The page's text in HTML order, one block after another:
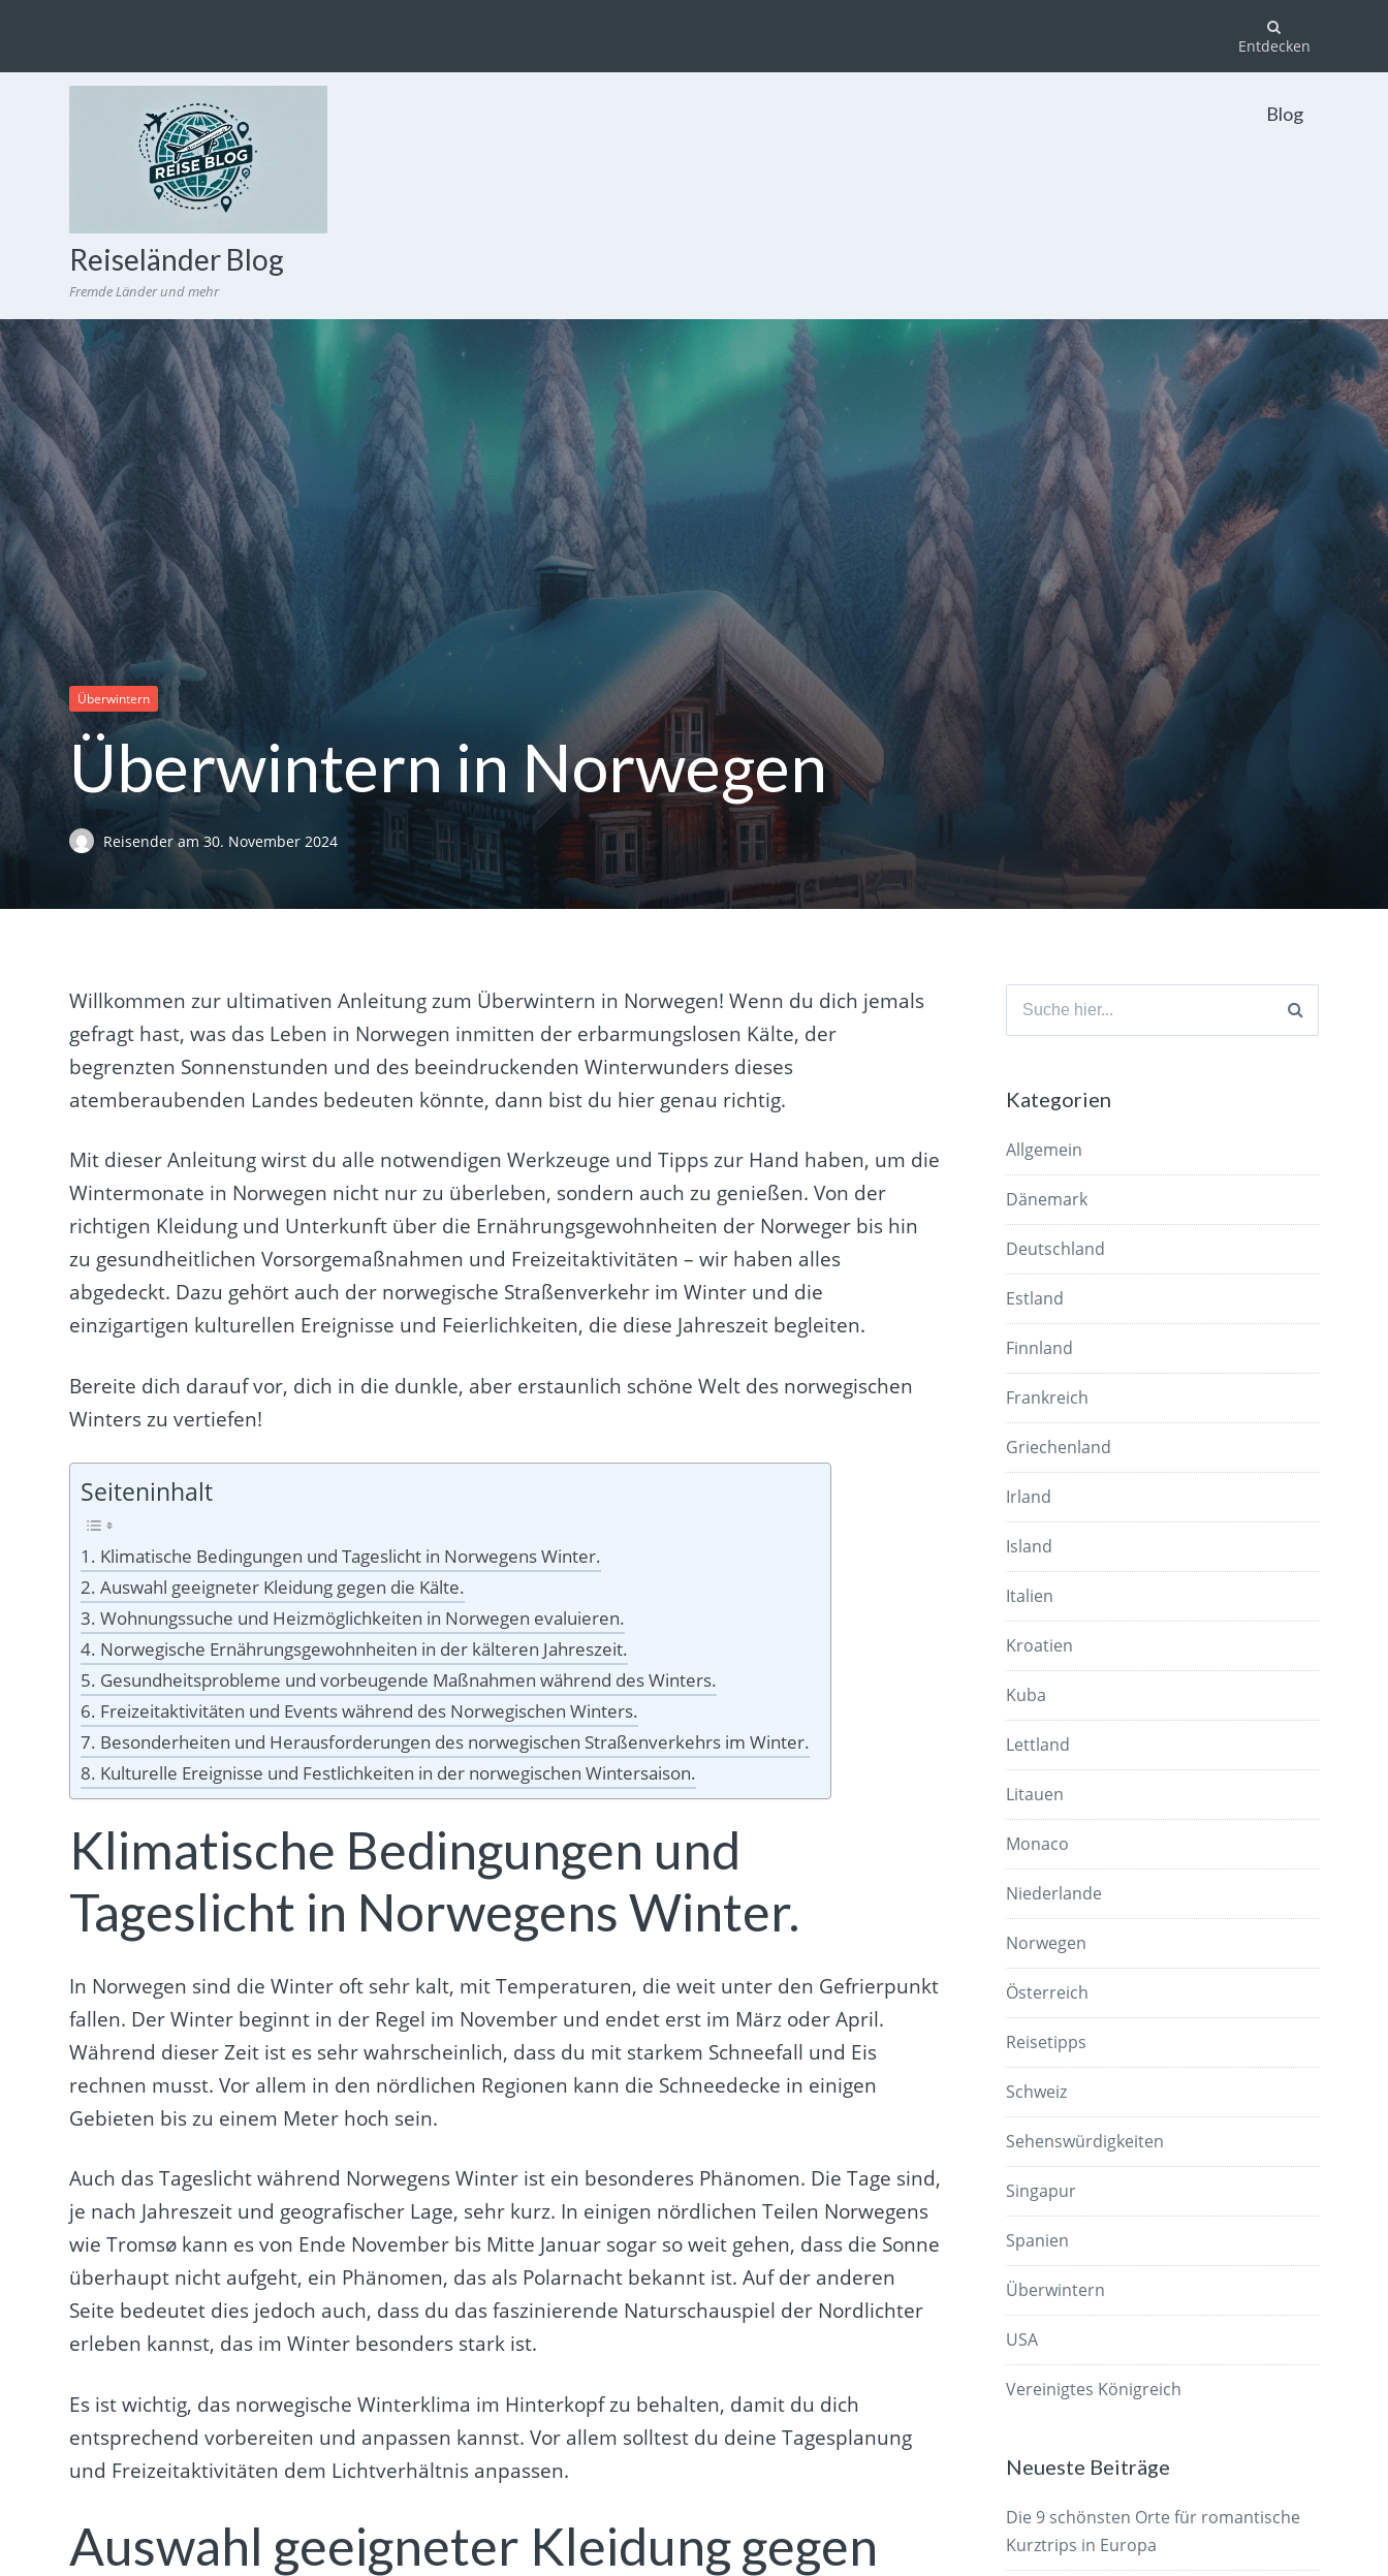
Entdecken
Reiseländer Blog
Fremde Länder und mehr
Blog
Überwintern
Überwintern in Norwegen
Reisenderam 30. November 2024
Willkommen zur ultimativen Anleitung zum Überwintern in Norwegen! Wenn du dich jemals
gefragt hast, was das Leben in Norwegen inmitten der erbarmungslosen Kälte, der
begrenzten Sonnenstunden und des beeindruckenden Winterwunders dieses
atemberaubenden Landes bedeuten könnte, dann bist du hier genau richtig.
Mit dieser Anleitung wirst du alle notwendigen Werkzeuge und Tipps zur Hand haben, um die
Wintermonate in Norwegen nicht nur zu überleben, sondern auch zu genießen. Von der
richtigen Kleidung und Unterkunft über die Ernährungsgewohnheiten der Norweger bis hin
zu gesundheitlichen Vorsorgemaßnahmen und Freizeitaktivitäten – wir haben alles
abgedeckt. Dazu gehört auch der norwegische Straßenverkehr im Winter und die
einzigartigen kulturellen Ereignisse und Feierlichkeiten, die diese Jahreszeit begleiten.
Bereite dich darauf vor, dich in die dunkle, aber erstaunlich schöne Welt des norwegischen
Winters zu vertiefen!
Seiteninhalt
Klimatische Bedingungen und Tageslicht in Norwegens Winter.
Auswahl geeigneter Kleidung gegen die Kälte.
Wohnungssuche und Heizmöglichkeiten in Norwegen evaluieren.
Norwegische Ernährungsgewohnheiten in der kälteren Jahreszeit.
Gesundheitsprobleme und vorbeugende Maßnahmen während des Winters.
Freizeitaktivitäten und Events während des Norwegischen Winters.
Besonderheiten und Herausforderungen des norwegischen Straßenverkehrs im Winter.
Kulturelle Ereignisse und Festlichkeiten in der norwegischen Wintersaison.
Klimatische Bedingungen und
Tageslicht in Norwegens Winter.
In Norwegen sind die Winter oft sehr kalt, mit Temperaturen, die weit unter den Gefrierpunkt
fallen. Der Winter beginnt in der Regel im November und endet erst im März oder April.
Während dieser Zeit ist es sehr wahrscheinlich, dass du mit starkem Schneefall und Eis
rechnen musst. Vor allem in den nördlichen Regionen kann die Schneedecke in einigen
Gebieten bis zu einem Meter hoch sein.
Auch das Tageslicht während Norwegens Winter ist ein besonderes Phänomen. Die Tage sind,
je nach Jahreszeit und geografischer Lage, sehr kurz. In einigen nördlichen Teilen Norwegens
wie Tromsø kann es von Ende November bis Mitte Januar sogar so weit gehen, dass die Sonne
überhaupt nicht aufgeht, ein Phänomen, das als Polarnacht bekannt ist. Auf der anderen
Seite bedeutet dies jedoch auch, dass du das faszinierende Naturschauspiel der Nordlichter
erleben kannst, das im Winter besonders stark ist.
Es ist wichtig, das norwegische Winterklima im Hinterkopf zu behalten, damit du dich
entsprechend vorbereiten und anpassen kannst. Vor allem solltest du deine Tagesplanung
und Freizeitaktivitäten dem Lichtverhältnis anpassen.
Auswahl geeigneter Kleidung gegen
Suche
Kategorien
Allgemein
Dänemark
Deutschland
Estland
Finnland
Frankreich
Griechenland
Irland
Island
Italien
Kroatien
Kuba
Lettland
Litauen
Monaco
Niederlande
Norwegen
Österreich
Reisetipps
Schweiz
Sehenswürdigkeiten
Singapur
Spanien
Überwintern
USA
Vereinigtes Königreich
Neueste Beiträge
Die 9 schönsten Orte für romantische
Kurztrips in Europa